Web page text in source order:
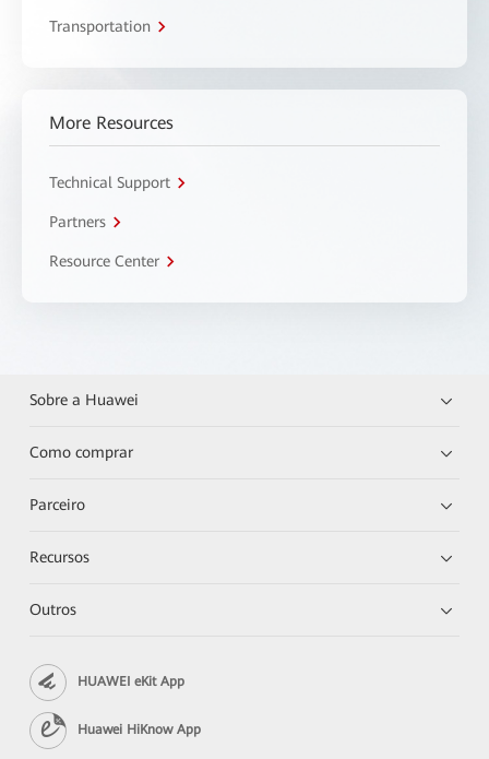
Transportation
More Resources
Technical Support
Partners
Resource Center
Sobre a Huawei
Como comprar
Parceiro
Recursos
Outros
HUAWEI eKit App
Huawei HiKnow App